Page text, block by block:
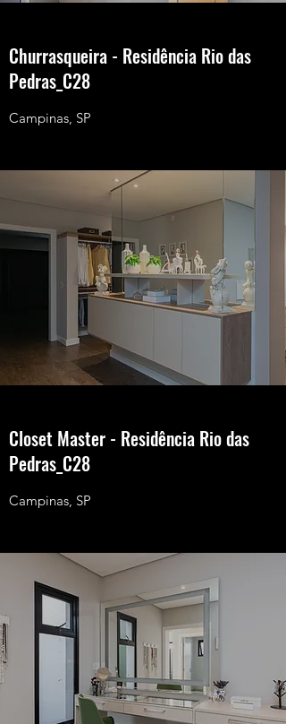
Closet Master - Residência Rio das
Pedras_C28
Campinas, SP
Churrasqueira - Residência Rio das
Pedras_C28
Campinas, SP